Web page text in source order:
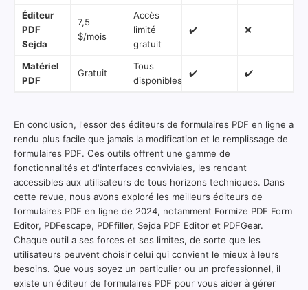
Éditeur
PDF
Sejda
7,5
$/mois
Accès
limité
gratuit
✔️ ❌
Matériel
PDF
Gratuit
Tous
disponibles
✔️ ✔️
En conclusion, l'essor des éditeurs de formulaires PDF en ligne a
rendu plus facile que jamais la modification et le remplissage de
formulaires PDF. Ces outils offrent une gamme de
fonctionnalités et d'interfaces conviviales, les rendant
accessibles aux utilisateurs de tous horizons techniques. Dans
cette revue, nous avons exploré les meilleurs éditeurs de
formulaires PDF en ligne de 2024, notamment Formize PDF Form
Editor, PDFescape, PDFfiller, Sejda PDF Editor et PDFGear.
Chaque outil a ses forces et ses limites, de sorte que les
utilisateurs peuvent choisir celui qui convient le mieux à leurs
besoins. Que vous soyez un particulier ou un professionnel, il
existe un éditeur de formulaires PDF pour vous aider à gérer